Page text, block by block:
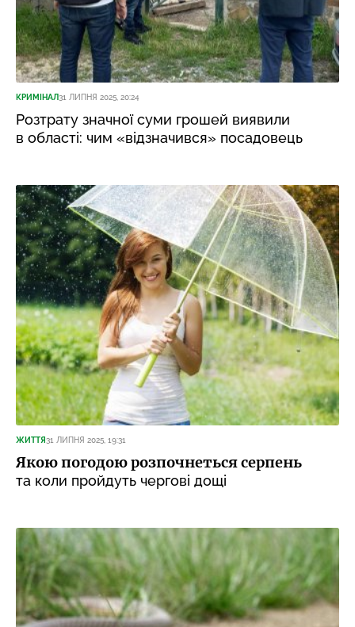
КРИМІНАЛ31 ЛИПНЯ 2025, 20:24
Розтрату значної суми грошей виявили
в області: чим «відзначився» посадовець
ЖИТТЯ31 ЛИПНЯ 2025, 19:31
Якою погодою розпочнеться серпень
та коли пройдуть чергові дощі